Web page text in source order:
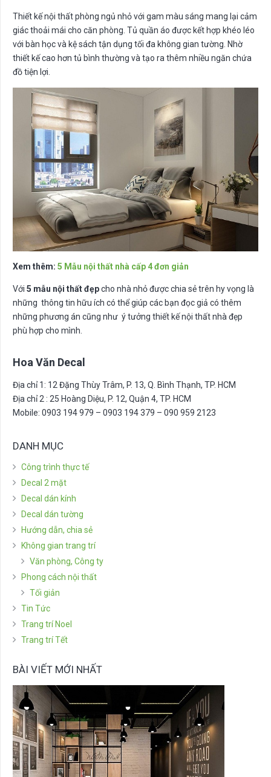
Thiết kế nội thất phòng ngủ nhỏ với gam màu sáng mang lại cảm
giác thoải mái cho căn phòng. Tủ quần áo được kết hợp khéo léo
với bàn học và kệ sách tận dụng tối đa không gian tường. Nhờ
thiết kế cao hơn tủ bình thường và tạo ra thêm nhiều ngăn chứa
đồ tiện lợi.
Xem thêm: 5 Mẫu nội thất nhà cấp 4 đơn giản
Với 5 mẫu nội thất đẹpcho nhà nhỏ được chia sẻ trên hy vọng là
những thông tin hữu ích có thể giúp các bạn đọc giả có thêm
những phương án cũng như ý tưởng thiết kế nội thất nhà đẹp
phù hợp cho mình.
Hoa Văn Decal
Địa chỉ 1: 12 Đặng Thùy Trâm, P. 13, Q. Bình Thạnh, TP. HCM
Địa chỉ 2 : 25 Hoàng Diệu, P. 12, Quận 4, TP. HCM
Mobile: 0903 194 979 – 0903 194 379 – 090 959 2123
DANH MỤC
Công trình thực tế
Decal 2 mặt
Decal dán kính
Decal dán tường
Hướng dẫn, chia sẻ
Không gian trang trí
Văn phòng, Công ty
Phong cách nội thất
Tối giản
Tin Tức
Trang trí Noel
Trang trí Tết
BÀI VIẾT MỚI NHẤT